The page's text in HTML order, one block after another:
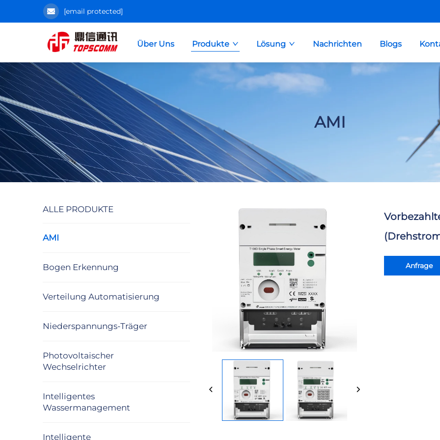
[email protected]
Über Uns Produkte Lösung Nachrichten Blogs
AMI
ALLE PRODUKTE
AMI
Bogen Erkennung
Verteilung Automatisierung
Niederspannungs-Träger
Photovoltaischer
Wechselrichter
Intelligentes
Wassermanagement
Intelligente
Anfrage